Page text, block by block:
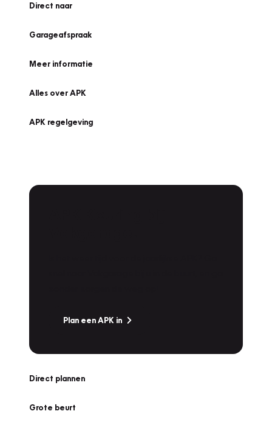
Direct naar
Garageafspraak
Meer informatie
Alles over APK
APK regelgeving
Plan een APK in
Direct plannen
Grote beurt